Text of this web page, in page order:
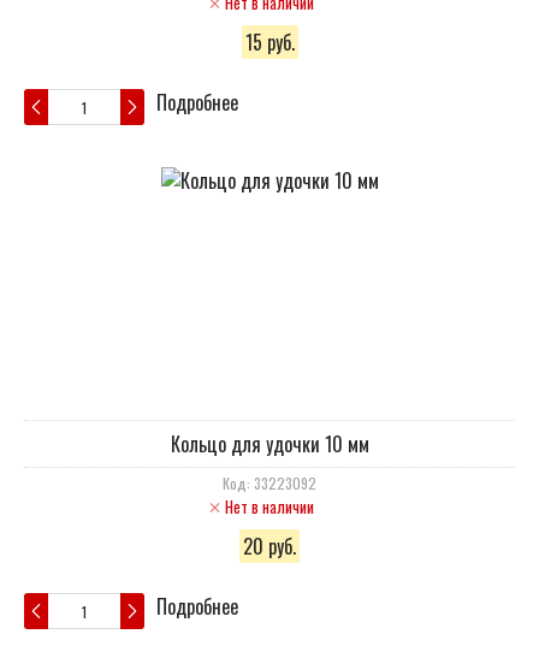
15 руб.
Подробнее
Кольцо для удочки 10 мм
Код: 33223092
Нет в наличии
20 руб.
Подробнее